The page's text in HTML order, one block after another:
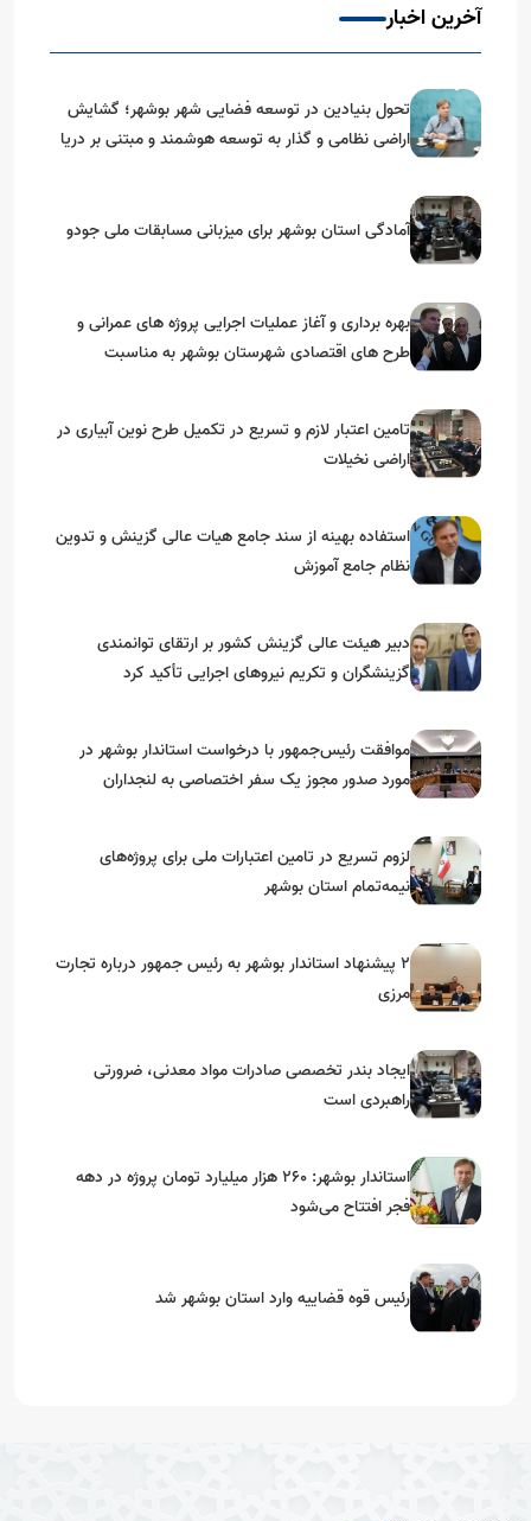
آخرین اخبار
تحول بنیادین در توسعه فضایی شهر بوشهر؛ گشایش
اراضی نظامی و گذار به توسعه هوشمند و مبتنی بر دریا
آمادگی استان بوشهر برای میزبانی مسابقات ملی جودو
بهره برداری و آغاز عملیات اجرایی پروژه های عمرانی و
طرح های اقتصادی شهرستان بوشهر به مناسبت
تامین اعتبار لازم و تسریع در تکمیل طرح نوین آبیاری در
اراضی نخیلات
استفاده بهینه از سند جامع هیات عالی گزینش و‌ تدوین
نظام جامع آموزش
دبیر هیئت عالی گزینش کشور بر ارتقای توانمندی
گزینشگران و تکریم نیروهای اجرایی تأکید کرد
موافقت رئیس‌جمهور با درخواست استاندار بوشهر در
مورد صدور مجوز یک سفر اختصاصی به لنجداران
لزوم تسریع در تامین اعتبارات ملی برای پروژه‌های
نیمه‌تمام استان بوشهر
۲ پیشنهاد استاندار بوشهر به رئیس جمهور درباره تجارت
مرزی
ایجاد بندر تخصصی صادرات مواد معدنی، ضرورتی
راهبردی است
استاندار بوشهر: ۲۶۰ هزار میلیارد تومان پروژه در دهه
فجر افتتاح می‌شود
رئیس قوه قضاییه وارد استان بوشهر شد